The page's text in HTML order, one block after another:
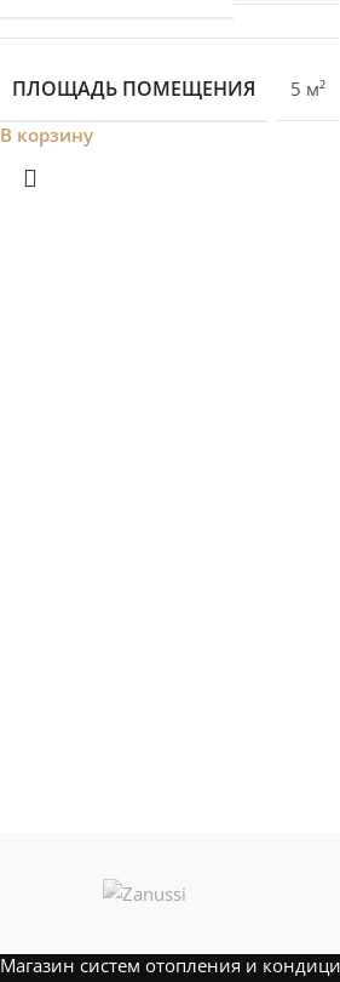
ПЛОЩАДЬ ПОМЕЩЕНИЯ
5 м²
В корзину
Магазин систем отопления и